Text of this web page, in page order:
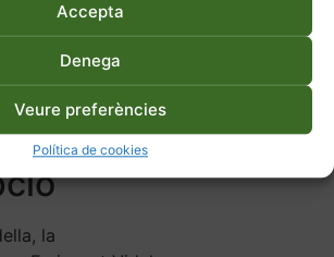
Accepta
Denega
Veure preferències
Política de cookies
Informació addicional
la